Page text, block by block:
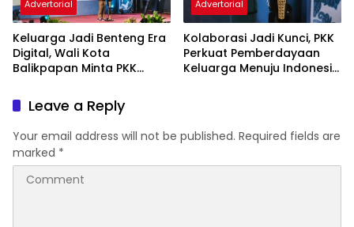
Advertorial
Keluarga Jadi Benteng Era
Digital, Wali Kota
Balikpapan Minta PKK
Karakter Generasi Muda
Advertorial
Kolaborasi Jadi Kunci, PKK
Perkuat Pemberdayaan
Keluarga Menuju Indonesia
Leave a Reply
Your email address will not be published. Required fields are
marked *